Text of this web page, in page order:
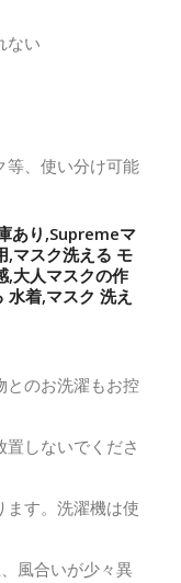
ない
等、使い分け可能
あり,Supremeマ
,マスク洗える モ
,大人マスクの作
水着,マスク 洗え
とのお洗濯もお控
しないでくださ
ます。洗濯機は使
風合いが少々異